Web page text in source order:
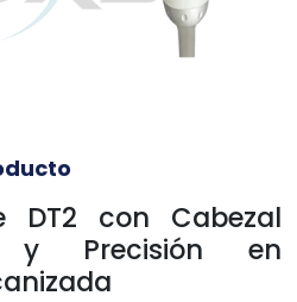
DT2 con Cabezal
y Precisión en